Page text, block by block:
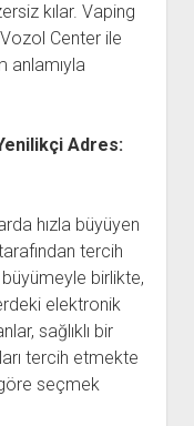
kılar. Vaping
Center ile
anlamıyla
Adres:
hızla büyüyen
tercih
birlikte,
elektronik
sağlıklı bir
tercih etmekte
seçmek